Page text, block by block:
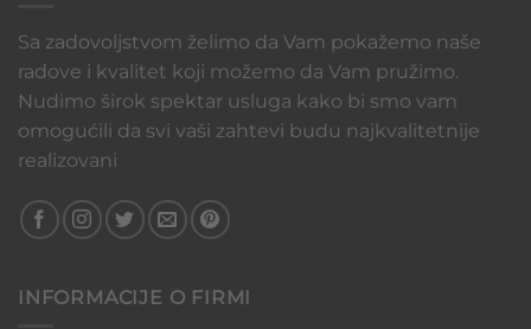
Sa zadovoljstvom želimo da Vam pokažemo naše
radove i kvalitet koji možemo da Vam pružimo.
Nudimo širok spektar usluga kako bi smo vam
omogućili da svi vaši zahtevi budu najkvalitetnije
realizovani
INFORMACIJE O FIRMI